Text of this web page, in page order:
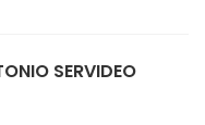
SERVIDEO